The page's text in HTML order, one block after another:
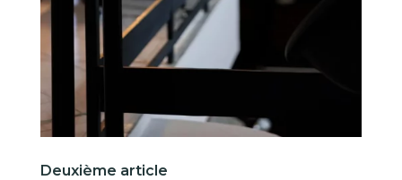
Deuxième article